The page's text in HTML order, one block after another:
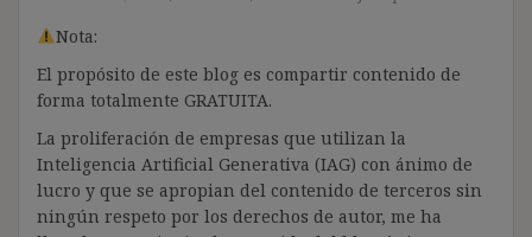
Nota:
El propósito de este blog es compartir contenido de
forma totalmente GRATUITA.
La proliferación de empresas que utilizan la
Inteligencia Artificial Generativa (IAG) con ánimo de
lucro y que se apropian del contenido de terceros sin
ningún respeto por los derechos de autor, me ha